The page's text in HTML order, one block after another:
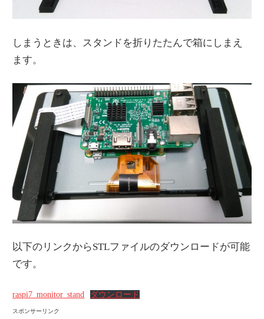
しまうときは、スタンドを折りたたんで箱にしまえ
ます。
以下のリンクからSTLファイルのダウンロードが可能
です。
raspi7_monitor_stand ダウンロード
スポンサーリンク